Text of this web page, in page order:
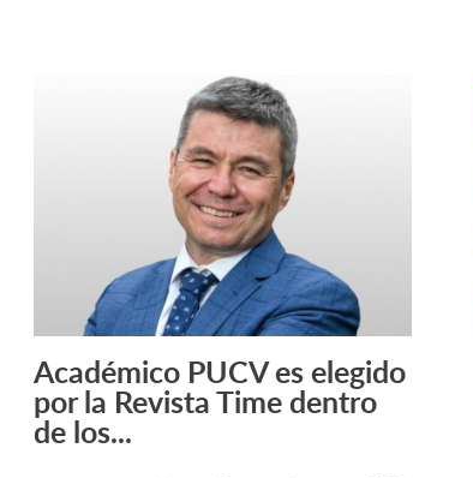
Leer más +
Académico PUCV es elegido
por la Revista Time dentro
de los...